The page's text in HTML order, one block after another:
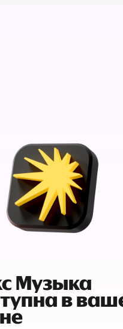
Музыка
в